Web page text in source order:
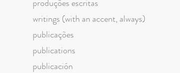
produções escritas
writings (with an accent, always)
publicações
publications
publicación